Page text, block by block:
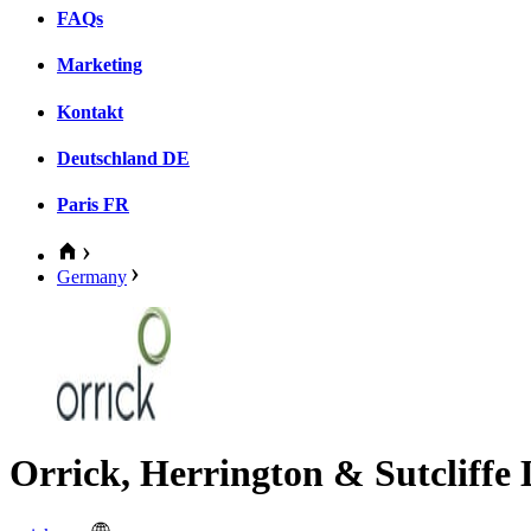
FAQs
Marketing
Kontakt
Deutschland DE
Paris FR
Germany
Orrick, Herrington & Sutcliffe